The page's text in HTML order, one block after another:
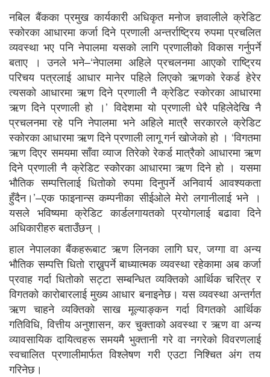
नबिल बैंकका प्रमुख कार्यकारी अधिकृत मनोज ज्ञवालीले क्रेडिट
स्कोरका आधारमा कर्जा दिने प्रणाली अन्तर्राष्ट्रिय रुपमा प्रचलित
व्यवस्था भए पनि नेपालमा यसको लागि प्रणालीको विकास गर्नुपर्ने
बताए । उनले भने–‘नेपालमा अहिले प्रचलनमा आएको राष्ट्रिय
परिचय पत्रलाई आधार मानेर पहिले लिएको ऋणको रेकर्ड हेरेर
त्यसको आधारमा ऋण दिने प्रणाली नै क्रेडिट स्काेरका आधारमा
ऋण दिने प्रणाली हो ।’ विदेशमा याे प्रणाली धेरै पहिलेदेखि नै
प्रचलनमा रहे पनि नेपालमा भने अहिले मात्रै सरकारले क्रेडिट
स्कोरका आधारमा ऋण दिने प्रणाली लागू गर्न खोजेको हो । ‘विगतमा
ऋण दिएर समयमा साँवा व्याज तिरेको रेकर्ड मात्रैको आधारमा ऋण
दिने प्रणाली नै क्रेडिट स्कोेरका आधारमा ऋण दिने हो । यसमा
भौतिक सम्पत्तिलाई धितोको रुपमा दिनुपर्ने अनिवार्य आवश्यकता
हुँदैन।’–एक फाइनान्स कम्पनीका सीईओले मेरो लगानीलाई भने ।
यसले भविष्यमा क्रेडिट कार्डलगायतकाे प्रयाेगलाई बढावा दिने
अधिकारीहरु बताउँछन् ।
हाल नेपालका बैंकहरूबाट ऋण लिनका लागि घर, जग्गा वा अन्य
भौतिक सम्पत्ति धितो राख्नुपर्ने बाध्यात्मक व्यवस्था रहेकामा अब कर्जा
प्रवाह गर्दा धितोको सट्टा सम्बन्धित व्यक्तिको आर्थिक चरित्र र
विगतको कारोबारलाई मुख्य आधार बनाइनेछ। यस व्यवस्था अन्तर्गत
ऋण चाहने व्यक्तिको साख मूल्याङ्कन गर्दा विगतको आर्थिक
गतिविधि, वित्तीय अनुशासन, कर चुक्ताको अवस्था र ऋण वा अन्य
व्यावसायिक दायित्वहरू समयमै भुक्तानी गरे वा नगरेको विवरणलाई
स्वचालित प्रणालीमार्फत विश्लेषण गरी एउटा निश्चित अंग तय
गरिनेछ।